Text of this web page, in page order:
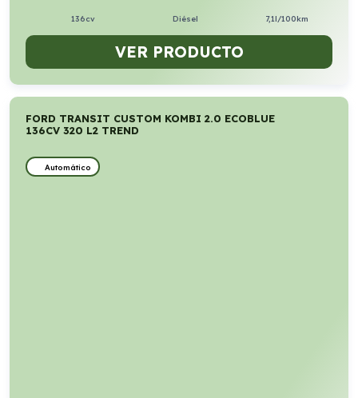
136cv Diésel 7,1l/100km
VER PRODUCTO
FORD TRANSIT CUSTOM KOMBI 2.0 ECOBLUE
136CV 320 L2 TREND
Automático